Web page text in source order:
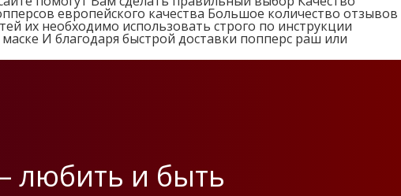
европейского качества Большое количество отзывов
их необходимо использовать строго по инструкции
И благодаря быстрой доставки попперс раш или
любить и быть